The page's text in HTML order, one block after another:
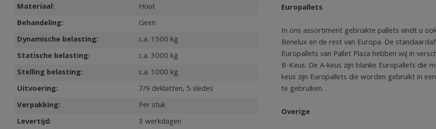
Materiaal:
Hout
Behandeling:
Geen
Dynamische belasting:
c.a. 1500 kg
Statische belasting:
c.a. 3000 kg
Stelling belasting:
c.a. 1000 kg
Uitvoering:
7/9 deklatten, 5 sledes
Verpakking:
Per stuk
Levertijd:
3 werkdagen
Europallets
In ons assortiment gebruikte pallets vindt u
Benelux en de rest van Europa. De
Europallets van Pallet Plaza hebben wij in
B-Keus. De A-keus zijn blanke Europallets die
keus zijn Europallets die worden gebruikt in
te gebruiken.
Overige